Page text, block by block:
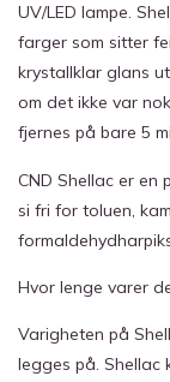
UV/LED lampe.
farger som sitter
krystallklar glans
om det ikke var
fjernes på bare 5
CND Shellac er en
si fri for toluen,
Hvor lenge varer
Varigheten på
legges på. Shellac